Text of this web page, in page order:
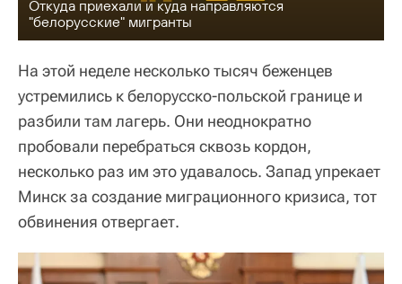
Откуда приехали и куда направляются
"белорусские" мигранты
На этой неделе несколько тысяч беженцев
устремились к белорусско-польской границе и
разбили там лагерь. Они неоднократно
пробовали перебраться сквозь кордон,
несколько раз им это удавалось. Запад упрекает
Минск за создание миграционного кризиса, тот
обвинения отвергает.